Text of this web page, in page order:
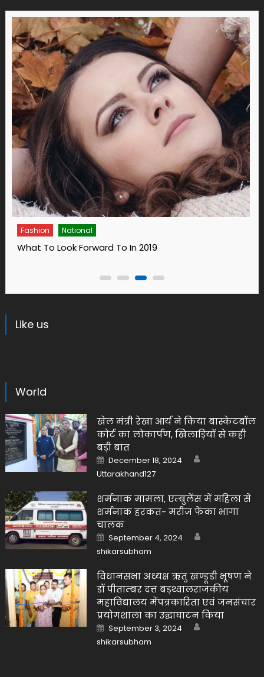
Fashion
14 Ways To Bring Wellness Into Your Life In 2019
Like us
World
खेल मंत्री रेखा आर्य ने किया बास्केटबॉल
कोर्ट का लोकार्पण, खिलाड़ियों से कही
बड़ी बात
Posted
on
December 18, 2024
Uttarakhand127
शर्मनाक मामला, एम्बुलेंस में महिला से
शर्मनाक हरकत- मरीज फेंका भागा
चालक
Posted
on
September 4, 2024
shikarsubham
विधानसभा अध्यक्ष ऋतु खण्डूडी भूषण ने
डॉ पीताम्बर दत्त बड़थ्वालराजकीय
महाविद्यालय मेंपत्रकारिता एवं जनसंचार
प्रयोगशाला का उद्घाघाटन किया
Posted
on
September 3, 2024
shikarsubham